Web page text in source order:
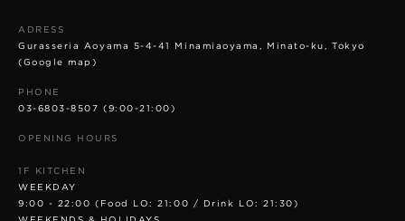
ADRESS
Gurasseria Aoyama 5-4-41 Minamiaoyama, Minato-ku, Tokyo
(Google map)
PHONE
03-6803-8507 (9:00-21:00)
OPENING HOURS
1F KITCHEN
WEEKDAY
9:00 - 22:00 (Food LO: 21:00 / Drink LO: 21:30)